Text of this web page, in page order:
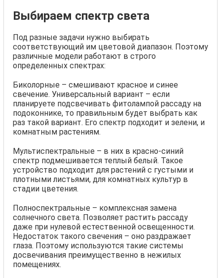
Выбираем спектр света
Под разные задачи нужно выбирать
соответствующий им цветовой диапазон. Поэтому
различные модели работают в строго
определенных спектрах:
Биколорные – смешивают красное и синее
свечение. Универсальный вариант – если
планируете подсвечивать фитолампой рассаду на
подоконнике, то правильным будет выбрать как
раз такой вариант. Его спектр подходит и зелени, и
комнатным растениям.
Мультиспектральные – в них в красно-синий
спектр подмешивается теплый белый. Такое
устройство подходит для растений с густыми и
плотными листьями, для комнатных культур в
стадии цветения.
Полноспектральные – комплексная замена
солнечного света. Позволяет растить рассаду
даже при нулевой естественной освещенности.
Недостаток такого свечения – оно раздражает
глаза. Поэтому используются такие системы
досвечивания преимущественно в нежилых
помещениях.